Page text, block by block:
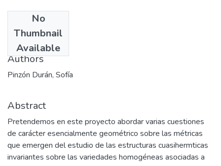
No
Thumbnail
Available
2005
Authors
Pinzón Durán, Sofía
Abstract
Pretendemos en este proyecto abordar varias cuestiones
de carácter esencialmente geométrico sobre las métricas
que emergen del estudio de las estructuras cuasihermticas
invariantes sobre las variedades homogéneas asociadas a